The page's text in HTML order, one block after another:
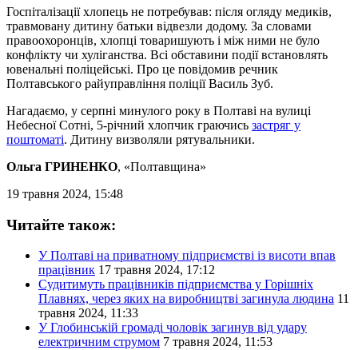
Госпіталізації хлопець не потребував: після огляду медиків,
травмовану дитину батьки відвезли додому. За словами
правоохоронців, хлопці товаришують і між ними не було
конфлікту чи хуліганства. Всі обставини події встановлять
ювенальні поліцейські. Про це повідомив речник
Полтавського райуправління поліції Василь Зуб.
Нагадаємо, у серпні минулого року в Полтаві на вулиці
Небесної Сотні, 5-річний хлопчик граючись застряг у
поштоматі. Дитину визволяли рятувальники.
Ольга ГРИНЕНКО, «Полтавщина»
19 травня 2024, 15:48
Читайте також:
У Полтаві на приватному підприємстві із висоти впав
працівник 17 травня 2024, 17:12
Судитимуть працівників підприємства у Горішніх
Плавнях, через яких на виробництві загинула людина 11
травня 2024, 11:33
У Глобинській громаді чоловік загинув від удару
електричним струмом 7 травня 2024, 11:53